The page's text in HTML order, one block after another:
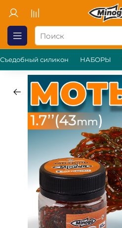
Съедобный силикон НАБОРЫ